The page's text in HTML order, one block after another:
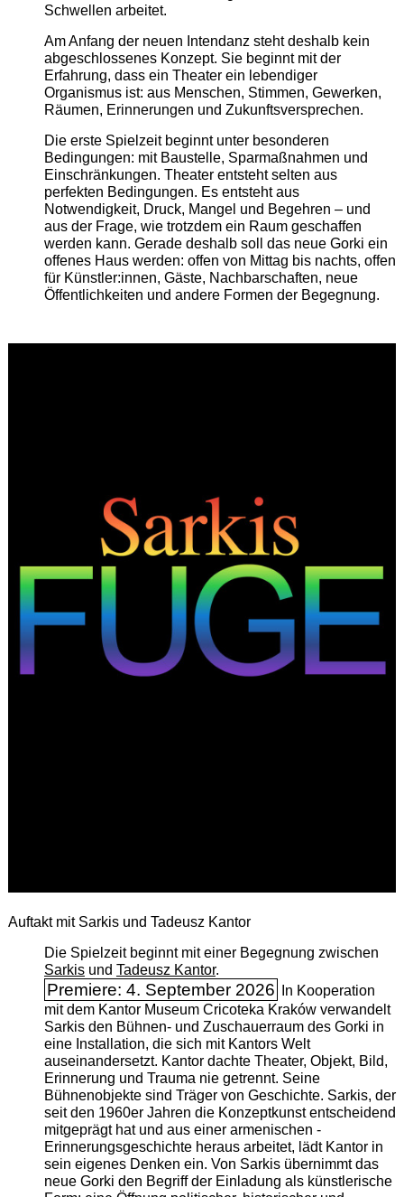
Schwellen arbeitet.
Am Anfang der neuen Intendanz steht deshalb kein
abgeschlossenes Konzept. Sie beginnt mit der
Erfahrung, dass ein Theater ein lebendiger
Organismus ist: aus Menschen, Stimmen, Gewerken,
Räumen, Erinnerungen und Zukunftsversprechen.
Die erste Spielzeit beginnt unter besonderen
Bedingungen: mit Baustelle, Sparmaßnahmen und
Einschränkungen. Theater entsteht selten aus
perfekten Bedingungen. Es entsteht aus
Notwendigkeit, Druck, Mangel und Begehren – und
aus der Frage, wie trotzdem ein Raum geschaffen
werden kann. Gerade deshalb soll das neue Gorki ein
offenes Haus werden: offen von Mittag bis nachts, offen
für Künstler:innen, Gäste, Nachbarschaften, neue
Öffentlichkeiten und andere Formen der Begegnung.
Auftakt mit Sarkis und Tadeusz Kantor
Die Spielzeit beginnt mit einer Begegnung zwischen
Sarkisund Tadeusz Kantor.
Premiere: 4. September 2026
In Kooperation
mit dem Kantor Museum Cricoteka Kraków verwandelt
Sarkis den Bühnen- und Zuschauerraum des Gorki in
eine Installation, die sich mit Kantors Welt
auseinandersetzt. Kantor dachte Theater, Objekt, Bild,
Erinnerung und Trauma nie getrennt. Seine
Bühnenobjekte sind Träger von Geschichte. Sarkis, der
seit den 1960er Jahren die Konzeptkunst entscheidend
mitgeprägt hat und aus einer armenischen ­
Erinnerungsgeschichte heraus arbeitet, lädt Kantor in
sein eigenes Denken ein. Von Sarkis übernimmt das
neue Gorki den Begriff der Einladung als künstlerische